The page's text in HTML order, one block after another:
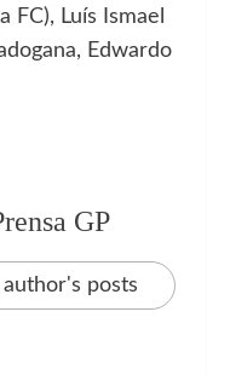
FC), Luís Ismael
Edwardo
GP
author's posts